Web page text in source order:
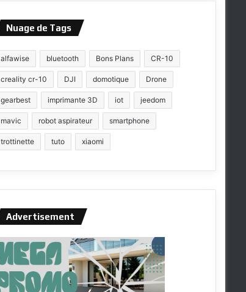
Nuage de Tags
alfawise bluetooth Bons Plans CR-10
creality cr-10 DJI domotique Drone
gearbest imprimante 3D iot jeedom
mavic robot aspirateur smartphone
trottinette tuto xiaomi
Advertisement